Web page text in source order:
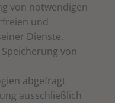
von notwendigen
und
Dienste.
von
abgefragt
ausschließlich